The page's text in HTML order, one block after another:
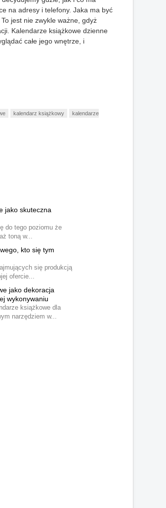
na adresy i telefony. Jaka ma być
jest nie zwykle ważne, gdyż
Kalendarze książkowe dzienne
całe jego wnętrze, i
kalendarz książkowy kalendarze
jako skuteczna
do tego poziomu że
toną w...
kto się tym
się produkcją
ofercie...
jako dekoracja
wykonywaniu
książkowe dla
narzędziem w...